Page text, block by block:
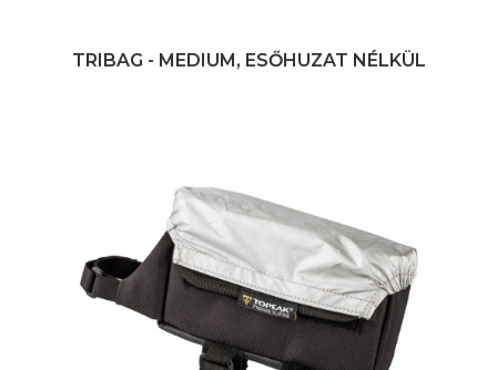
TRIBAG - MEDIUM, ESŐHUZAT NÉLKÜL